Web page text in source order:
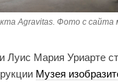
Agravitas. Фото с сайта
Луис Мария Уриарте
Музея